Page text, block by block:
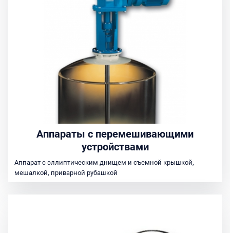
Аппараты с перемешивающими
устройствами
Аппарат с эллиптическим днищем и съемной крышкой,
мешалкой, приварной рубашкой